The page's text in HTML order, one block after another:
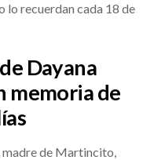
lo recuerdan cada 18 de
Dayana
memoria de
madre de Martincito,